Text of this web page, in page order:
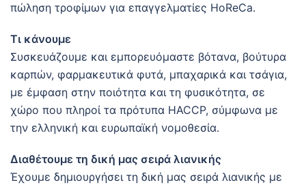
πώληση τροφίμων για επαγγελματίες HoReCa.
Τι κάνουμε
Συσκευάζουμε και εμπορευόμαστε βότανα, βούτυρα
καρπών, φαρμακευτικά φυτά, μπαχαρικά και τσάγια,
με έμφαση στην ποιότητα και τη φυσικότητα, σε
χώρο που πληροί τα πρότυπα HACCP, σύμφωνα με
την ελληνική και ευρωπαϊκή νομοθεσία.
Διαθέτουμε τη δική μας σειρά λιανικής
Έχουμε δημιουργήσει τη δική μας σειρά λιανικής με